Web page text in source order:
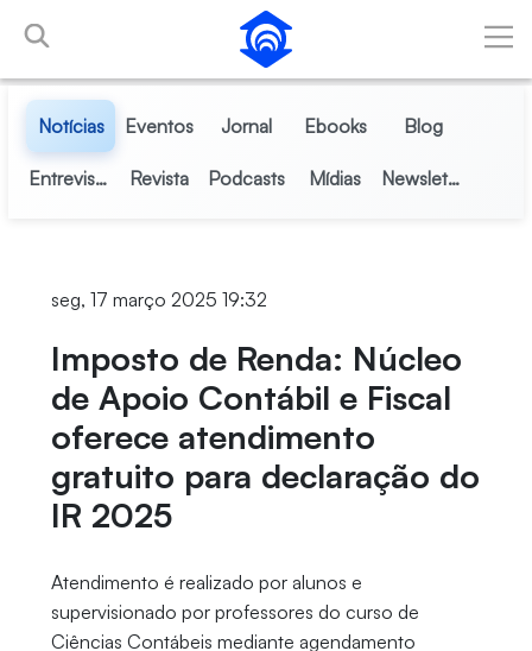
Pular para o Conteúdo principal
Notícias Eventos Jornal Ebooks Blog
Entrevistas Revista Podcasts Mídias Newsletter
seg, 17 março 2025 19:32
Imposto de Renda: Núcleo
de Apoio Contábil e Fiscal
oferece atendimento
gratuito para declaração do
IR 2025
Atendimento é realizado por alunos e
supervisionado por professores do curso de
Ciências Contábeis mediante agendamento